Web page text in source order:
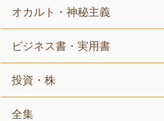
オカルト・神秘主義
ビジネス書・実用書
投資・株
全集